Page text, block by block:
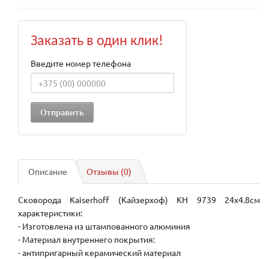
Заказать в один клик!
Введите номер телефона
Описание Отзывы (0)
Сковорода Kaiserhoff (Кайзерхоф) KH 9739 24х4.8см
характеристики:
- Изготовлена из штампованного алюминия
- Материал внутреннего покрытия:
- антипригарный керамический материал